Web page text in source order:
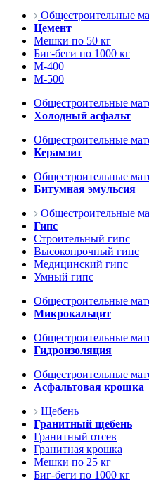
Общестроительные
Цемент
Мешки по 50 кг
Биг-беги по 1000 кг
М-400
М-500
Общестроительные
Холодный асфальт
Общестроительные
Керамзит
Общестроительные
Битумная эмульсия
Общестроительные
Гипс
Строительный гипс
Высокопрочный гипс
Медицинский гипс
Умный гипс
Общестроительные
Микрокальцит
Общестроительные
Гидроизоляция
Общестроительные
Асфальтовая крошка
Щебень
Гранитный щебень
Гранитный отсев
Гранитная крошка
Мешки по 25 кг
Биг-беги по 1000 кг